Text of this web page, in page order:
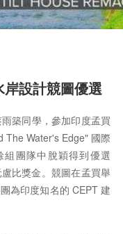
設計競圖優選
築同學，參加印度孟買
The Water's Edge" 國際
團隊中脫穎得到優選
比獎金。競圖在孟買舉
為印度知名的 CEPT 建